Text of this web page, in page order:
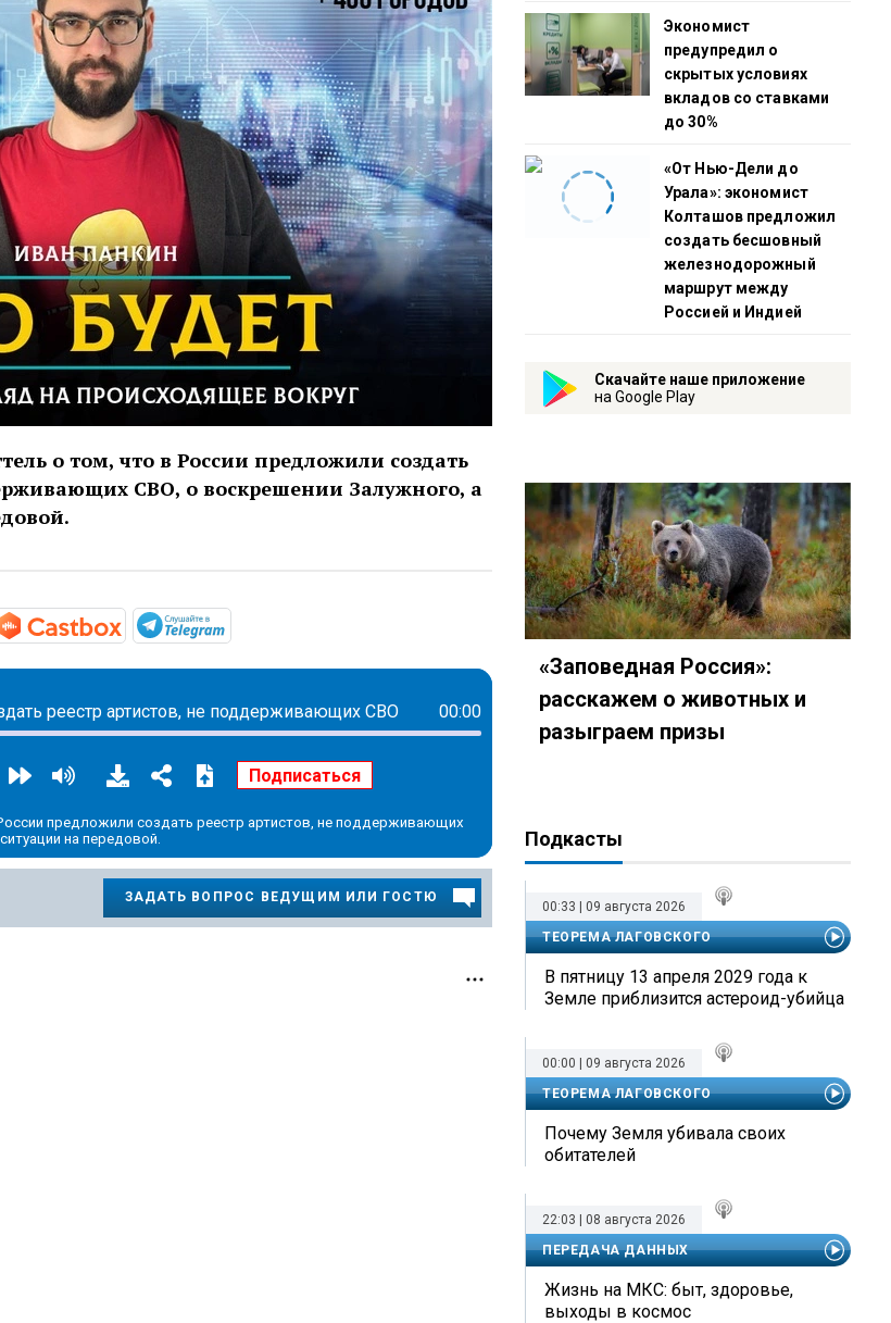
о том, что в России предложили создать
СВО, о воскрешении Залужного, а
ru/podcast/что-будет/id1657352105
music.yandex.ru/album/24235490
https://castbox.fm/channel/id5231048
https://t.me/mavestreambot/app?startapp=chto-budet
реестр артистов, не поддерживающих СВО 00:00
предложили создать реестр артистов, не поддерживающих
на передовой.
ЗАДАТЬ ВОПРОС ВЕДУЩИМ ИЛИ ГОСТЮ
Экономист
предупредил о
скрытых условиях
вкладов со ставками
до 30%
«От Нью-Дели до
Урала»: экономист
Колташов предложил
создать бесшовный
железнодорожный
маршрут между
Россией и Индией
Скачайте наше приложение
на Google Play
«Заповедная Россия»:
расскажем о животных и
разыграем призы
Подкасты
00:33 | 09 августа 2026
ТЕОРЕМА ЛАГОВСКОГО
В пятницу 13 апреля 2029 года к
Земле приблизится астероид-убийца
00:00 | 09 августа 2026
ТЕОРЕМА ЛАГОВСКОГО
Почему Земля убивала своих
обитателей
22:03 | 08 августа 2026
ПЕРЕДАЧА ДАННЫХ
Жизнь на МКС: быт, здоровье,
выходы в космос